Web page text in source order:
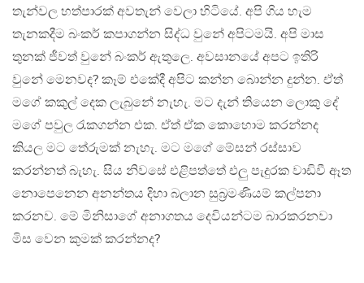
තැන්වල හත්පාරක් අවතැන් වෙලා හිටියේ. අපි ගිය හැම
තැනකදීම බංකර් කපාගන්න සිද්ධ වුනේ අපිටමයි. අපි මාස
තුනක් ජීවත් වුනේ බංකර් ඇතුලෙ. අවසානයේ අපට ඉතිරි
වුනේ මෙනවද? කෑම් එකේදී අපිට කන්න බොන්න දුන්න. ඒත්
මගේ කකුල් දෙක ලැබුනේ නැහැ. මට දැන් තියෙන ලොකු දේ
මගේ පවුල රැකගන්න එක. ඒත් ඒක කොහොම කරන්නද
කියල මට තේරුමක් නැහැ. මට මගේ මේසන් රස්සාව
කරන්නත් බැහැ. සිය නිවසේ එළිපත්තේ එලු පැදුරක වාඩිවී ඈත
නොපෙනෙන අනන්තය දිහා බලාන සුබ්‍රමණියම් කල්පනා
කරනව. මේ මිනිසාගේ අනාගතය දෙවියන්ටම බාරකරනවා
මිස වෙන කුමක් කරන්නද?